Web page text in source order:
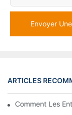
Envoyer
ARTICLES
Comment Les